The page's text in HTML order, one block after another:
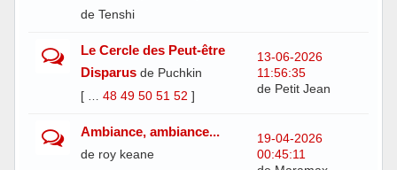
de Tenshi
Le Cercle des Peut-être
Disparus de Puchkin
[
48 49 50 51 52 ]
13-06-2026
11:56:35
de Petit Jean
Ambiance, ambiance...
de roy keane
19-04-2026
00:45:11